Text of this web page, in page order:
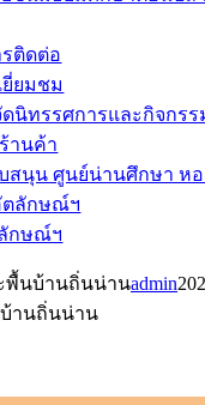
ติดต่อ
ยี่ยมชม
นิทรรศการและกิจกรร
านค้า
สนุน ศูนย์น่านศึกษา
ตลักษณ์ฯ
กษณ์ฯ
พื้นบ้านถิ่นน่านadmin
านถิ่นน่าน